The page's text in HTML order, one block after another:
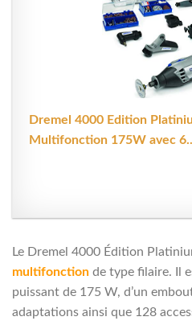
Dremel 4000 Edition
Multifonction 175W avec
Le Dremel 4000 Édition
multifonction de type filaire. Il
puissant de 175 W, d’un
adaptations ainsi que 128